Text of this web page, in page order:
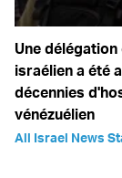
Une
israélien a été
décennies
vénézuélien
All Israel News